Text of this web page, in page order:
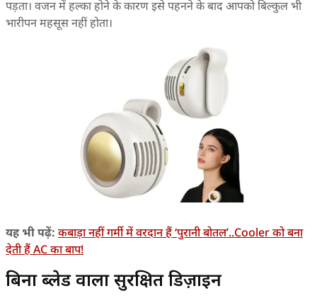
पड़ता। वजन में हल्का होने के कारण इसे पहनने के बाद आपको बिल्कुल भी
भारीपन महसूस नहीं होता।
यह भी पढ़ें: कबाड़ा नहीं गर्मी में वरदान हैं ‘पुरानी बोतल’..Cooler को बना
देती हैं AC का बाप!
बिना ब्लेड वाला सुरक्षित डिज़ाइन